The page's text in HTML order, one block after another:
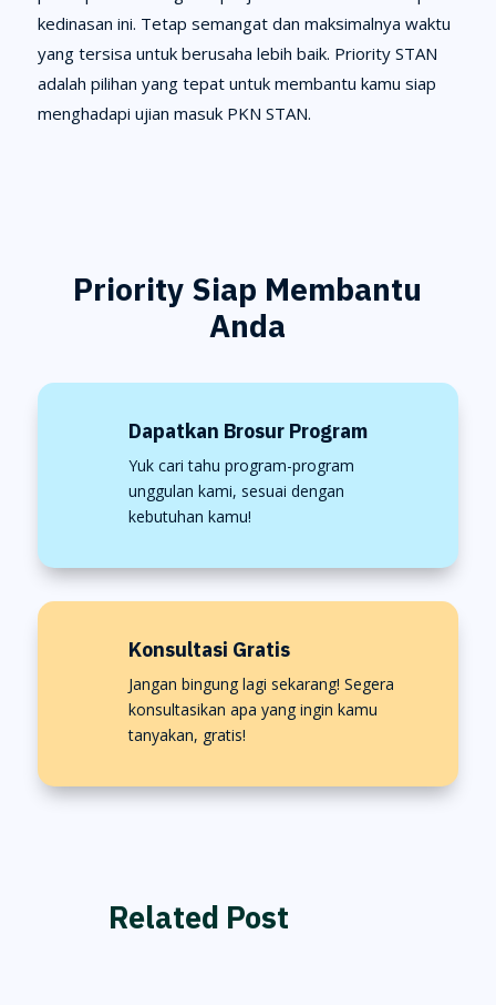
kedinasan ini. Tetap semangat dan maksimalnya waktu
yang tersisa untuk berusaha lebih baik. Priority STAN
adalah pilihan yang tepat untuk membantu kamu siap
menghadapi ujian masuk PKN STAN.
Priority Siap Membantu
Anda
Dapatkan Brosur Program
Yuk cari tahu program-program
unggulan kami, sesuai dengan
kebutuhan kamu!
Konsultasi Gratis
Jangan bingung lagi sekarang! Segera
konsultasikan apa yang ingin kamu
tanyakan, gratis!
Related Post